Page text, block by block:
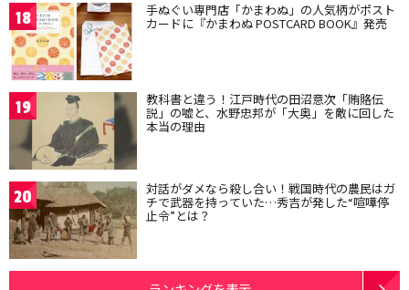
18 手ぬぐい専門店「かまわぬ」の人気柄がポスト
カードに『かまわぬ POSTCARD BOOK』発売
19 教科書と違う！江戸時代の田沼意次「賄賂伝
説」の嘘と、水野忠邦が「大奥」を敵に回した
本当の理由
20 対話がダメなら殺し合い！戦国時代の農民はガ
チで武器を持っていた…秀吉が発した“喧嘩停
止令”とは？